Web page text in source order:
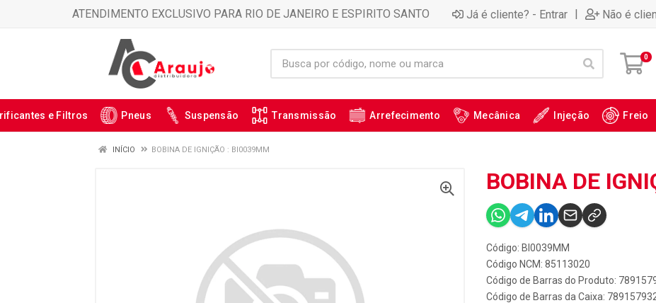
ATENDIMENTO EXCLUSIVO PARA RIO DE JANEIRO E ESPIRITO SANTO Já é cliente? - Entrar | Não é
0
e Filtros Pneus Suspensão Transmissão Arrefecimento Mecânica Injeção Freio
INÍCIO BOBINA DE IGNIÇÃO : BI0039MM
BOBINA DE
Código: BI0039MM
Código NCM: 85113020
Código de Barras do Produto:
Código de Barras da Caixa: